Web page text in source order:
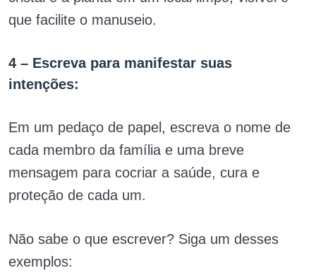
que facilite o manuseio.
4 – Escreva para manifestar suas
intenções:
Em um pedaço de papel, escreva o nome de
cada membro da família e uma breve
mensagem para cocriar a saúde, cura e
proteção de cada um.
Não sabe o que escrever? Siga um desses
exemplos: